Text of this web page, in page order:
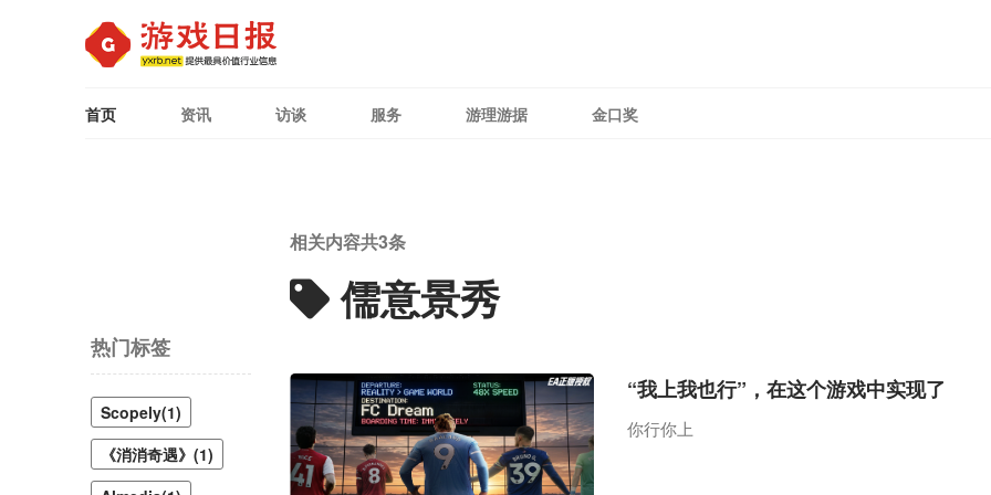
首页 资讯 访谈 服务 游理游据 金口奖
热门标签
Scopely(1)
《消消奇遇》(1)
相关内容共3条
儒意景秀
“我上我也行”，在这个游戏中实现了
你行你上